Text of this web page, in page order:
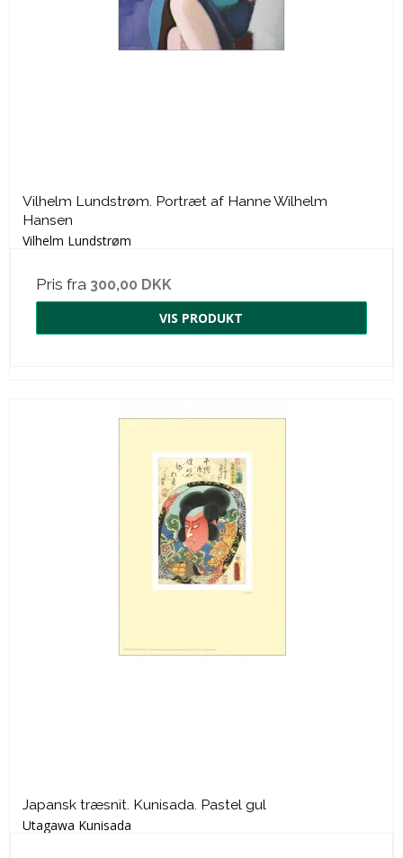
Vilhelm Lundstrøm. Portræt af Hanne Wilhelm
Hansen
Vilhelm Lundstrøm
Pris fra 300,00 DKK
VIS PRODUKT
Japansk træsnit. Kunisada. Pastel gul
Utagawa Kunisada